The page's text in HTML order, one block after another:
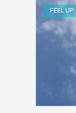
FEEL UP